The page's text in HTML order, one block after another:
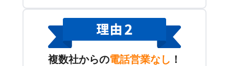
複数社からの電話営業なし ！